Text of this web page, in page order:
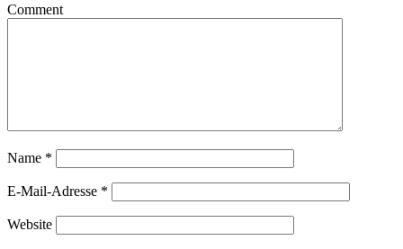
Comment
Name *
E-Mail-Adresse *
Website